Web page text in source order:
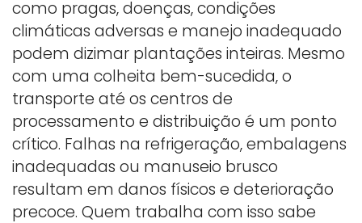
como pragas, doenças, condições
climáticas adversas e manejo inadequado
podem dizimar plantações inteiras. Mesmo
com uma colheita bem-sucedida, o
transporte até os centros de
processamento e distribuição é um ponto
crítico. Falhas na refrigeração, embalagens
inadequadas ou manuseio brusco
resultam em danos físicos e deterioração
precoce. Quem trabalha com isso sabe